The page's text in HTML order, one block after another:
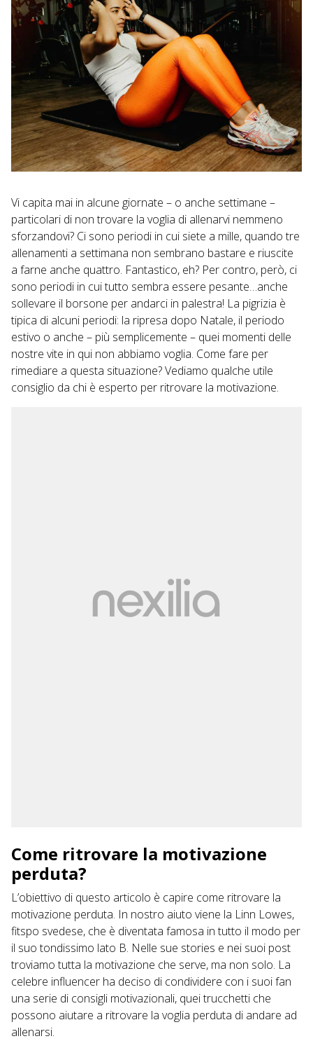
Vi capita mai in alcune giornate – o anche settimane –
particolari di non trovare la voglia di allenarvi nemmeno
sforzandovi? Ci sono periodi in cui siete a mille, quando tre
allenamenti a settimana non sembrano bastare e riuscite
a farne anche quattro. Fantastico, eh? Per contro, però, ci
sono periodi in cui tutto sembra essere pesante…anche
sollevare il borsone per andarci in palestra! La pigrizia è
tipica di alcuni periodi: la ripresa dopo Natale, il periodo
estivo o anche – più semplicemente – quei momenti delle
nostre vite in qui non abbiamo voglia. Come fare per
rimediare a questa situazione? Vediamo qualche utile
consiglio da chi è esperto per ritrovare la motivazione.
Come ritrovare la motivazione
perduta?
L’obiettivo di questo articolo è capire come ritrovare la
motivazione perduta. In nostro aiuto viene la Linn Lowes,
fitspo svedese, che è diventata famosa in tutto il modo per
il suo tondissimo lato B. Nelle sue stories e nei suoi post
troviamo tutta la motivazione che serve, ma non solo. La
celebre influencer ha deciso di condividere con i suoi fan
una serie di consigli motivazionali, quei trucchetti che
possono aiutare a ritrovare la voglia perduta di andare ad
allenarsi.